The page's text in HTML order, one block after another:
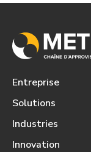
Entreprise
Solutions
Industries
Innovation